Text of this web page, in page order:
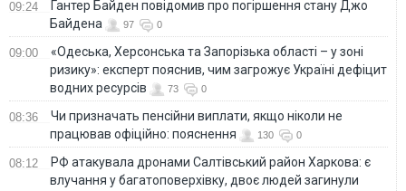
09:24
Гантер Байден повідомив про погіршення стану Джо
Байдена
97 0
09:00
«Одеська, Херсонська та Запорізька області – у зоні
ризику»: експерт пояснив, чим загрожує Україні дефіцит
водних ресурсів
73 0
08:36
Чи призначать пенсійни виплати, якщо ніколи не
працював офіційно: пояснення
130 0
08:12
РФ атакувала дронами Салтівський район Харкова: є
влучання у багатоповерхівку, двоє людей загинули